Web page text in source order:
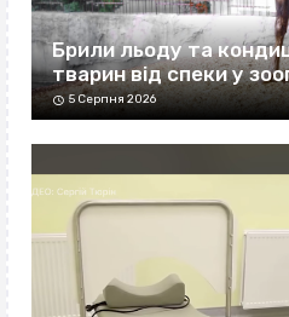
Брили льоду та
тварин від спеки у
5 Серпня 2026